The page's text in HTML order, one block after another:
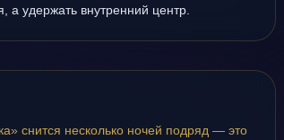
а удержать внутренний центр.
снится несколько ночей подряд — это